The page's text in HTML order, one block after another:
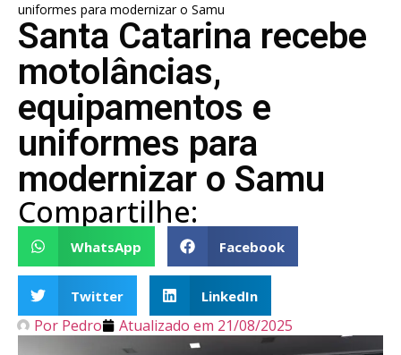
uniformes para modernizar o Samu
Santa Catarina recebe
motolâncias,
equipamentos e
uniformes para
modernizar o Samu
Compartilhe:
WhatsApp Facebook
Twitter LinkedIn
Por Pedro Atualizado em 21/08/2025